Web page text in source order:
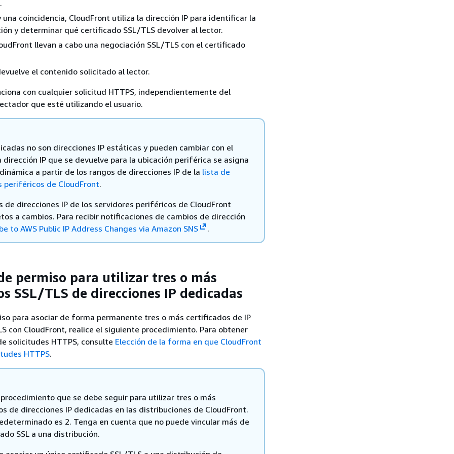
una coincidencia, CloudFront utiliza la dirección IP para identificar la
y determinar qué certificado SSL/TLS devolver al lector.
llevan a cabo una negociación SSL/TLS con el certificado
el contenido solicitado al lector.
con cualquier solicitud HTTPS, independientemente del
que esté utilizando el usuario.
no son direcciones IP estáticas y pueden cambiar con el
dirección IP que se devuelve para la ubicación periférica se asigna
a partir de los rangos de direcciones IP de la lista de
periféricos de CloudFront.
de direcciones IP de los servidores periféricos de CloudFront
a cambios. Para recibir notificaciones de cambios de dirección
to AWS Public IP Address Changes via Amazon SNS
.
permiso para utilizar tres o más
SSL/TLS de direcciones IP dedicadas
para asociar de forma permanente tres o más certificados de IP
con CloudFront, realice el siguiente procedimiento. Para obtener
solicitudes HTTPS, consulte Elección de la forma en que CloudFront
HTTPS.
que se debe seguir para utilizar tres o más
de direcciones IP dedicadas en las distribuciones de CloudFront.
es 2. Tenga en cuenta que no puede vincular más de
SSL a una distribución.